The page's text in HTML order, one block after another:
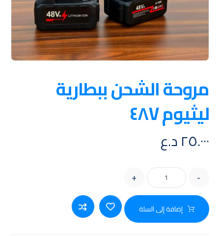
مروحة الشحن ببطارية
ليثيوم ٤٨V
٢٥.٠٠٠د.ع
-
+
إضافة إلى السلة